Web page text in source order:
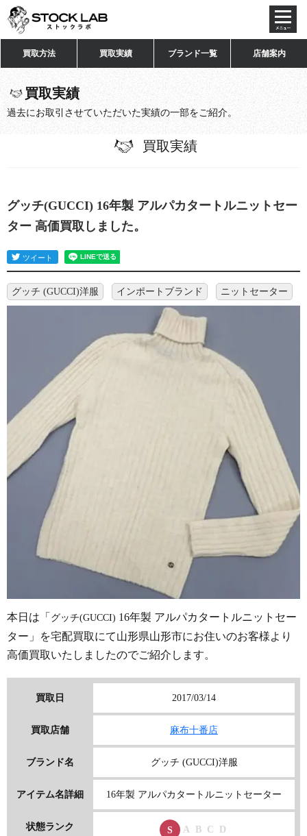
買取方法 買取実績 ブランド一覧 店舗案内
買取実績
過去にお取引させていただいた実績の一部をご紹介。
買取実績
グッチ(GUCCI) 16年製 アルパカタートルニットセー
ター 高価買取しました。
グッチ (GUCCI)洋服 インポートブランド ニットセーター
本日は「 グッチ(GUCCI) 16年製 アルパカタートルニットセー
ター」を宅配買取にて山形県山形市にお住いのお客様より
高価買取いたしましたのでご紹介します。
買取日 2017/03/14
買取店舗 麻布十番店
ブランド名 グッチ (GUCCI)洋服
アイテム名詳細 16年製 アルパカタートルニットセーター
状態ランク S A B C D